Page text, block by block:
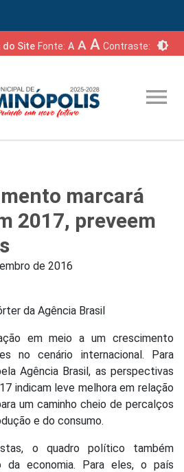
do Site Fonte: A A A Contraste: brightness_6
menu
marcará
2017, preveem
de 2016
da Agência Brasil
em meio a um crescimento
no cenário internacional. Para
Agência Brasil, as perspectivas
indicam leve melhora em relação
um caminho cheio de percalços
e do consumo.
o quadro político também
da economia. Para eles, o país